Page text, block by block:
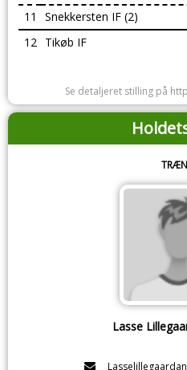
11
Snekkersten IF (2)
12 Tikøb IF
Se detaljeret stilling på
Lasse